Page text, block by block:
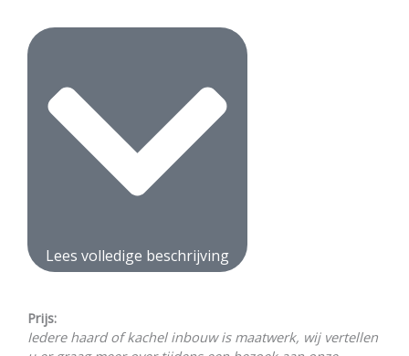
Lees volledige beschrijving
Prijs:
Iedere haard of kachel inbouw is maatwerk, wij vertellen